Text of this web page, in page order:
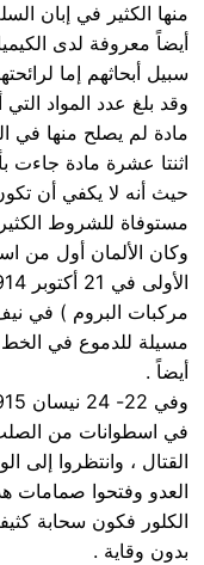
منها الكثير في إبان
أيضاً معروفة لدى
سبيل أبحاثهم إما
وقد بلغ عدد المواد
مادة لم يصلح منها في
اثنتا عشرة مادة جاءت
حيث أنه لا يكفي أن
مستوفاة للشروط
وكان الألمان أول من
مركبات البروم ) في
مسيلة للدموع في الخط
أيضاً .
في اسطوانات من الصلب
القتال ، وانتظروا إلى
العدو وفتحوا صمامات
الكلور فكون سحابة
بدون وقاية .